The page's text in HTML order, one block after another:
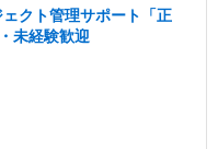
クト管理サポート「正
未経験歓迎